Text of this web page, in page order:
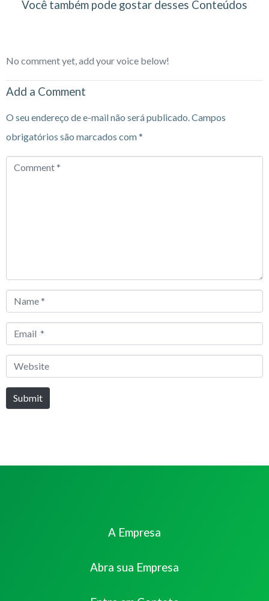
Você também pode gostar desses Conteúdos
No comment yet, add your voice below!
Add a Comment
O seu endereço de e-mail não será publicado.Campos
obrigatórios são marcados com*
Comment
Name
Email
Website
Submit
A Empresa
Abra sua Empresa